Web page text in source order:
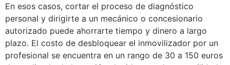
En esos casos, cortar el proceso de diagnóstico
personal y dirigirte a un mecánico o concesionario
autorizado puede ahorrarte tiempo y dinero a largo
plazo. El costo de desbloquear el inmovilizador por un
profesional se encuentra en un rango de 30 a 150 euros